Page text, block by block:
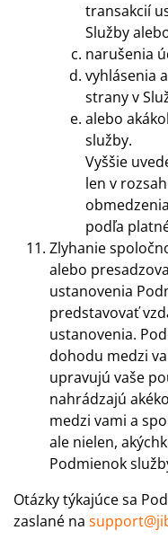
transakcií
Služby
narušenia
vyhlásenia
strany v
alebo
služby.
Vyššie
len v
podľa
Zlyhanie
alebo
ustanovenia
predstavovať
ustanovenia.
dohodu medzi
upravujú vaše
nahrádzajú
medzi vami a
ale nielen,
Podmienok
Otázky týkajúce sa
zaslané na